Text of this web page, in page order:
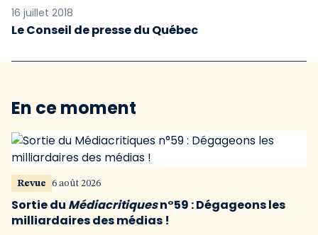
16 juillet 2018
Le Conseil de presse du Québec
En ce moment
Revue 6 août 2026
Sortie du Médiacritiquesn°59 : Dégageons les
milliardaires des médias !